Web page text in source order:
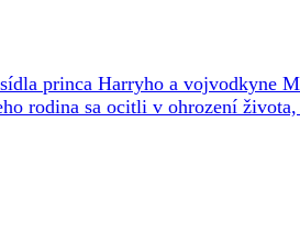
princa Harryho a vojvodkyne
rodina sa ocitli v ohrození